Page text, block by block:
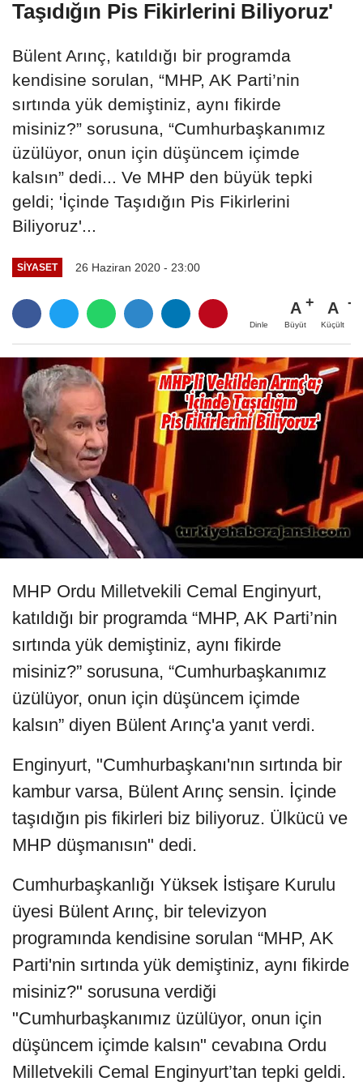
Taşıdığın Pis Fikirlerini Biliyoruz'
Bülent Arınç, katıldığı bir programda
kendisine sorulan, “MHP, AK Parti’nin
sırtında yük demiştiniz, aynı fikirde
misiniz?” sorusuna, “Cumhurbaşkanımız
üzülüyor, onun için düşüncem içimde
kalsın” dedi... Ve MHP den büyük tepki
geldi; 'İçinde Taşıdığın Pis Fikirlerini
Biliyoruz'...
SIYASET 26 Haziran 2020 - 23:00
Dinle
A
Büyüt
A
Küçült
MHP Ordu Milletvekili Cemal Enginyurt,
katıldığı bir programda “MHP, AK Parti’nin
sırtında yük demiştiniz, aynı fikirde
misiniz?” sorusuna, “Cumhurbaşkanımız
üzülüyor, onun için düşüncem içimde
kalsın” diyen Bülent Arınç'a yanıt verdi.
Enginyurt, "Cumhurbaşkanı'nın sırtında bir
kambur varsa, Bülent Arınç sensin. İçinde
taşıdığın pis fikirleri biz biliyoruz. Ülkücü ve
MHP düşmanısın" dedi.
Cumhurbaşkanlığı Yüksek İstişare Kurulu
üyesi Bülent Arınç, bir televizyon
programında kendisine sorulan “MHP, AK
Parti'nin sırtında yük demiştiniz, aynı fikirde
misiniz?" sorusuna verdiği
"Cumhurbaşkanımız üzülüyor, onun için
düşüncem içimde kalsın" cevabına Ordu
Milletvekili Cemal Enginyurt’tan tepki geldi.